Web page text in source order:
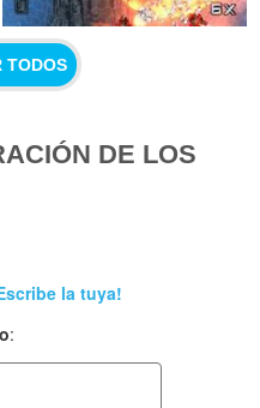
TODOS
DE LOS
la tuya!
: